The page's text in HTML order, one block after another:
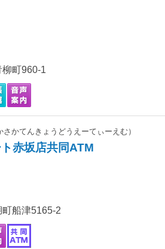
町960-1
さかてんきょうどうえーてぃーえむ）
赤坂店共同ATM
船津5165-2